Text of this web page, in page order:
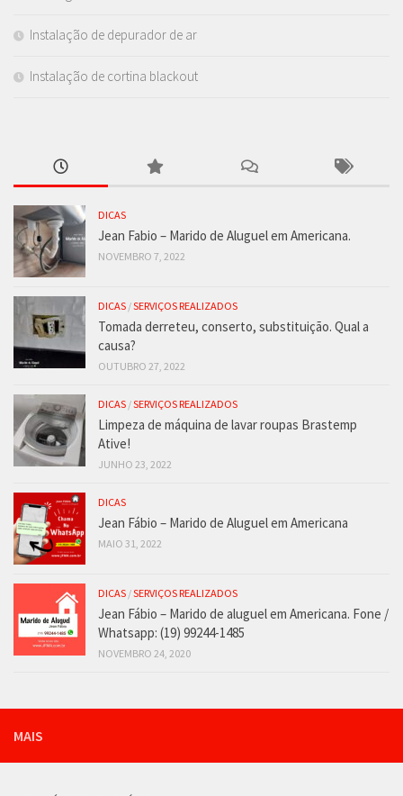
Instalação de depurador de ar
Instalação de cortina blackout
DICAS
Jean Fabio – Marido de Aluguel em Americana.
NOVEMBRO 7, 2022
DICAS /SERVIÇOS REALIZADOS
Tomada derreteu, conserto, substituição. Qual a
causa?
OUTUBRO 27, 2022
DICAS /SERVIÇOS REALIZADOS
Limpeza de máquina de lavar roupas Brastemp
Ative!
JUNHO 23, 2022
DICAS
Jean Fábio – Marido de Aluguel em Americana
MAIO 31, 2022
DICAS /SERVIÇOS REALIZADOS
Jean Fábio – Marido de aluguel em Americana. Fone /
Whatsapp: (19) 99244-1485
NOVEMBRO 24, 2020
MAIS